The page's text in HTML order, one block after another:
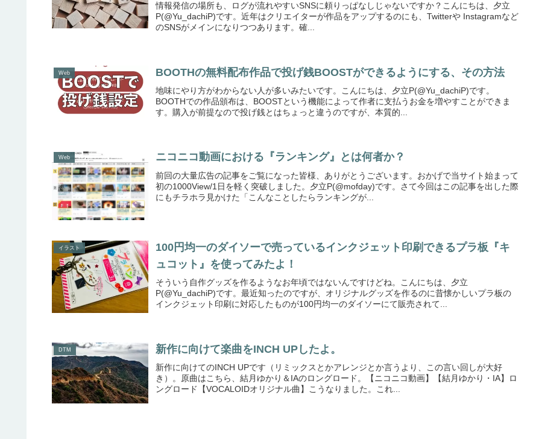
情報発信の場所も、ログが流れやすいSNSに頼りっぱなしじゃないですか？こんにちは、夕立
P(@Yu_dachiP)です。近年はクリエイターが作品をアップするのにも、Twitterや Instagramなど
のSNSがメインになりつつあります。確...
Web BOOTHの無料配布作品で投げ銭BOOSTができるようにする、その方法
地味にやり方がわからない人が多いみたいです。こんにちは、夕立P(@Yu_dachiP)です。
BOOTHでの作品頒布は、BOOSTという機能によって作者に支払うお金を増やすことができま
す。購入が前提なので投げ銭とはちょっと違うのですが、本質的...
Web ニコニコ動画における『ランキング』とは何者か？
前回の大量広告の記事をご覧になった皆様、ありがとうございます。おかげで当サイト始まって
初の1000View/1日を軽く突破しました。夕立P(@mofday)です。さて今回はこの記事を出した際
にもチラホラ見かけた「こんなことしたらランキングが...
イラスト
100円均一のダイソーで売っているインクジェット印刷できるプラ板『キ
ュコット』を使ってみたよ！
そういう自作グッズを作るようなお年頃ではないんですけどね。こんにちは、夕立
P(@Yu_dachiP)です。最近知ったのですが、オリジナルグッズを作るのに昔懐かしいプラ板の
インクジェット印刷に対応したものが100円均一のダイソーにて販売されて...
DTM 新作に向けて楽曲をINCH UPしたよ。
新作に向けてのINCH UPです（リミックスとかアレンジとか言うより、この言い回しが大好
き）。原曲はこちら、結月ゆかり＆IAのロングロード。【ニコニコ動画】【結月ゆかり・IA】ロ
ングロード【VOCALOIDオリジナル曲】こうなりました。これ...